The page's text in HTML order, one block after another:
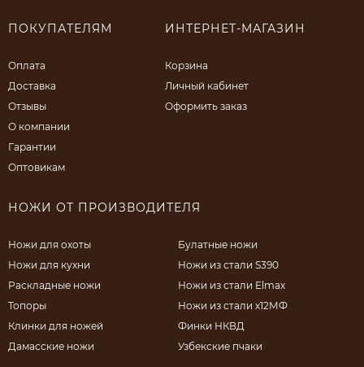
ПОКУПАТЕЛЯМ
Оплата
Доставка
Отзывы
О компании
Гарантии
Оптовикам
ИНТЕРНЕТ-МАГАЗИН
Корзина
Личный кабинет
Оформить заказ
НОЖИ ОТ ПРОИЗВОДИТЕЛЯ
Ножи для охоты
Ножи для кухни
Раскладные ножи
Топоры
Клинки для ножей
Дамасские ножи
Булатные ножи
Ножи из стали S390
Ножи из стали Elmax
Ножи из стали х12МФ
Финки НКВД
Узбекские пчаки